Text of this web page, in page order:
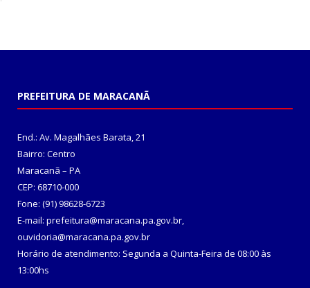
PREFEITURA DE MARACANÃ
End.: Av. Magalhães Barata, 21
Bairro: Centro
Maracanã – PA
CEP: 68710-000
Fone: (91) 98628-6723
E-mail: prefeitura@maracana.pa.gov.br,
ouvidoria@maracana.pa.gov.br
Horário de atendimento: Segunda a Quinta-Feira de 08:00 às
13:00hs